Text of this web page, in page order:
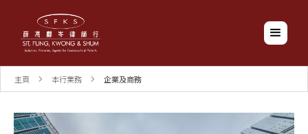
主頁 本行業務 企業及商務